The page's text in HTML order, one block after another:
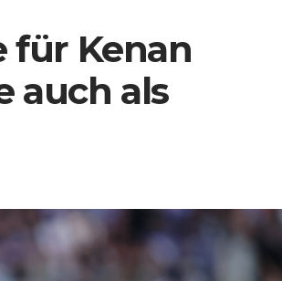
für Kenan
auch als